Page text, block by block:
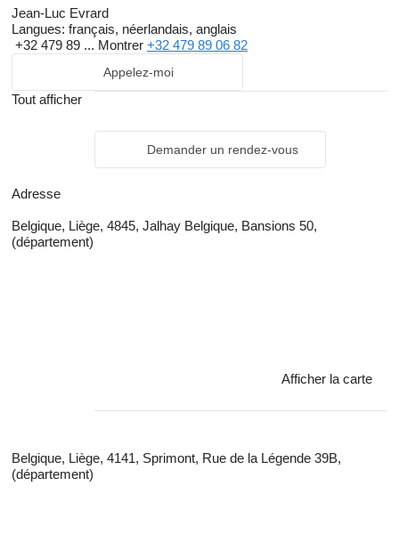
Jean-Luc Evrard
Langues: français, néerlandais, anglais
+32 479 89 ... Montrer +32 479 89 06 82
Appelez-moi
Tout afficher
Demander un rendez-vous
Adresse
Belgique, Liège, 4845, Jalhay Belgique, Bansions 50,
(département)
Afficher la carte
Belgique, Liège, 4141, Sprimont, Rue de la Légende 39B,
(département)